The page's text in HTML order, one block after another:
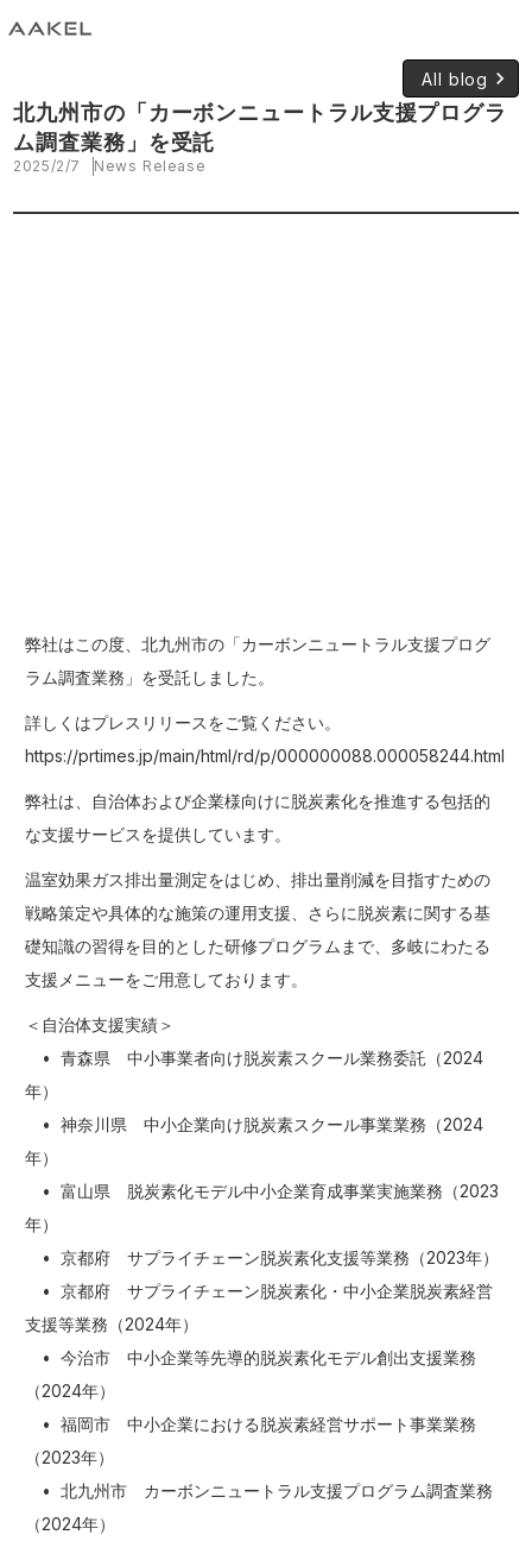
All blog keyboard_arrow_right
北九州市の「カーボンニュートラル支援プログラ
ム調査業務」を受託
2025/2/7 News Release
弊社はこの度、北九州市の「カーボンニュートラル支援プログ
ラム調査業務」を受託しました。
詳しくはプレスリリースをご覧ください。
https://prtimes.jp/main/html/rd/p/000000088.000058244.html
弊社は、自治体および企業様向けに脱炭素化を推進する包括的
な支援サービスを提供しています。
温室効果ガス排出量測定をはじめ、排出量削減を目指すための
戦略策定や具体的な施策の運用支援、さらに脱炭素に関する基
礎知識の習得を目的とした研修プログラムまで、多岐にわたる
支援メニューをご用意しております。
＜自治体支援実績＞
• 青森県 中小事業者向け脱炭素スクール業務委託（2024
年）
• 神奈川県 中小企業向け脱炭素スクール事業業務（2024
年）
• 富山県 脱炭素化モデル中小企業育成事業実施業務（2023
年）
• 京都府 サプライチェーン脱炭素化支援等業務（2023年）
• 京都府 サプライチェーン脱炭素化・中小企業脱炭素経営
支援等業務（2024年）
• 今治市 中小企業等先導的脱炭素化モデル創出支援業務
（2024年）
• 福岡市 中小企業における脱炭素経営サポート事業業務
（2023年）
• 北九州市 カーボンニュートラル支援プログラム調査業務
（2024年）